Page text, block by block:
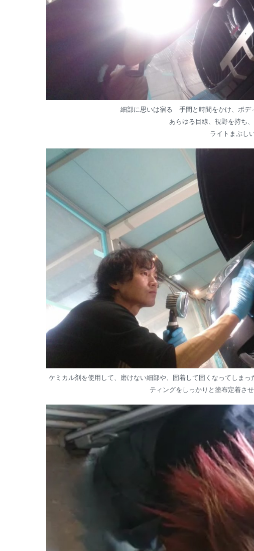
細部に思いは宿る 手間と時間をかけ、ボデ
あらゆる目線、視野を持ち
ライトまぶし
ケミカル剤を使用して、磨けない細部や、固着して固くなってしま
ティングをしっかりと塗布定着さ